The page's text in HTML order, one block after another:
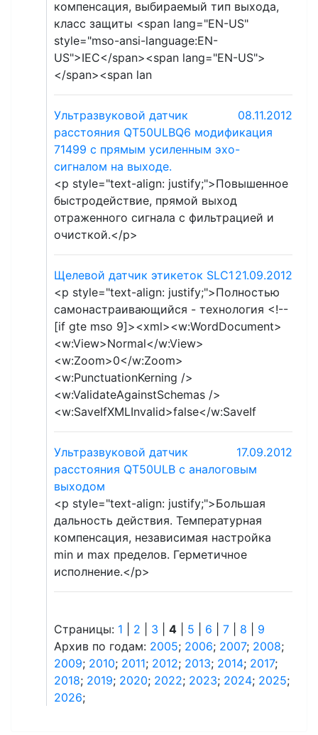
компенсация, выбираемый тип выхода,
класс защиты <span lang="EN-US"
style="mso-ansi-language:EN-
US">IEC</span><span lang="EN-US">
</span><span lan
08.11.2012
Ультразвуковой датчик
расстояния QT50ULBQ6 модификация
71499 с прямым усиленным эхо-
сигналом на выходе.
<p style="text-align: justify;">Повышенное
быстродействие, прямой выход
отраженного сигнала с фильтрацией и
очисткой.</p>
21.09.2012
Щелевой датчик этикеток SLC1
<p style="text-align: justify;">Полностью
самонастраивающийся - технология <!--
[if gte mso 9]><xml><w:WordDocument>
<w:View>Normal</w:View>
<w:Zoom>0</w:Zoom>
<w:PunctuationKerning />
<w:ValidateAgainstSchemas />
<w:SaveIfXMLInvalid>false</w:SaveIf
17.09.2012
Ультразвуковой датчик
расстояния QT50ULB с аналоговым
выходом
<p style="text-align: justify;">Большая
дальность действия. Температурная
компенсация, независимая настройка
min и max пределов. Герметичное
исполнение.</p>
Страницы: 1 2 3 4 5 6 7 8
9
Архив по годам: 2005; 2006; 2007; 2008;
2009; 2010; 2011; 2012; 2013; 2014; 2017;
2018; 2019; 2020; 2022; 2023; 2024; 2025;
2026;